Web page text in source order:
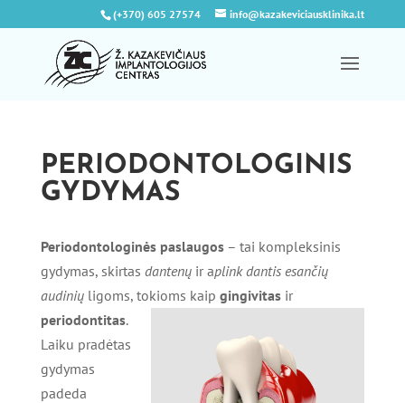
(+370) 605 27574 info@kazakeviciausklinika.lt
PERIODONTOLOGINIS
GYDYMAS
Periodontologinės paslaugos– tai kompleksinis
gydymas, skirtas dantenųir aplink dantis esančių
audiniųligoms, tokioms kaip gingivitasir
periodontitas.
Laiku pradėtas
gydymas
padeda